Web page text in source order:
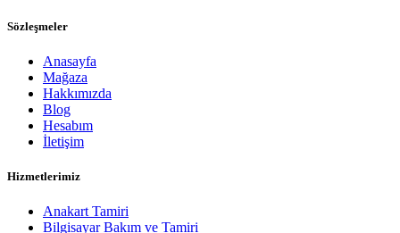
Sözleşmeler
Anasayfa
Mağaza
Hakkımızda
Blog
Hesabım
İletişim
Hizmetlerimiz
Anakart Tamiri
Bilgisayar Bakım ve Tamiri